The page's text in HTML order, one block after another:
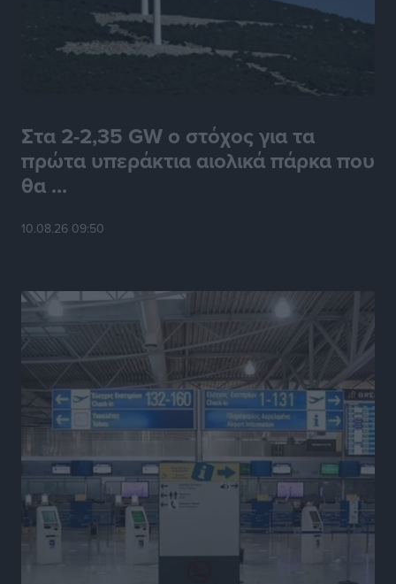
Στα 2-2,35 GW ο στόχος για τα
πρώτα υπεράκτια αιολικά πάρκα που
θα ...
10.08.26 09:50